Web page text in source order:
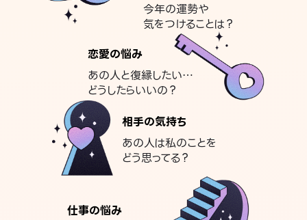
今年の運勢や
気をつけることは？
恋愛の悩み
あの人と復縁したい…
どうしたらいいの？
相手の気持ち
あの人は私のことを
どう思ってる？
仕事の悩み